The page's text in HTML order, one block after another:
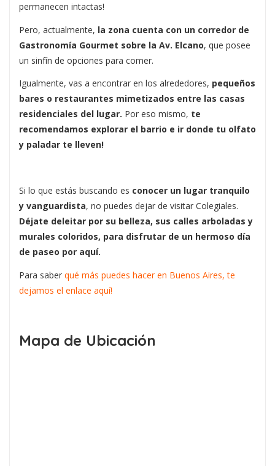
permanecen intactas!
Pero, actualmente, la zona cuenta con un corredor de
Gastronomía Gourmet sobre la Av. Elcano, que posee
un sinfín de opciones para comer.
Igualmente, vas a encontrar en los alrededores, pequeños
bares o restaurantes mimetizados entre las casas
residenciales del lugar. Por eso mismo, te
recomendamos explorar el barrio e ir donde tu olfato
y paladar te lleven!
Si lo que estás buscando es conocer un lugar tranquilo
y vanguardista, no puedes dejar de visitar Colegiales.
Déjate deleitar por su belleza, sus calles arboladas y
murales coloridos, para disfrutar de un hermoso día
de paseo por aquí.
Para saber qué más puedes hacer en Buenos Aires, te
dejamos el enlace aquí!
Mapa de Ubicación